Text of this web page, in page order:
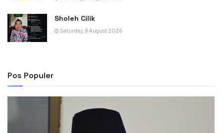
Sholeh Cilik
Saturday, 8 August 2026
Pos Populer